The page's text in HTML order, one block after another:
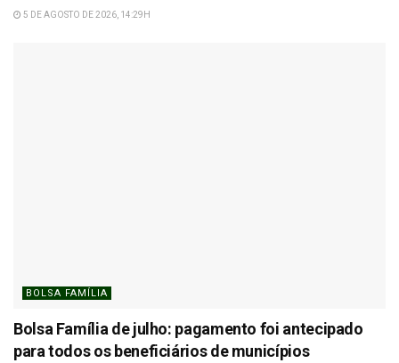
5 DE AGOSTO DE 2026, 14:29H
BOLSA FAMÍLIA
Bolsa Família de julho: pagamento foi antecipado
para todos os beneficiários de municípios